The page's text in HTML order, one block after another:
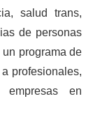
salud trans,
de personas
un programa de
profesionales,
en